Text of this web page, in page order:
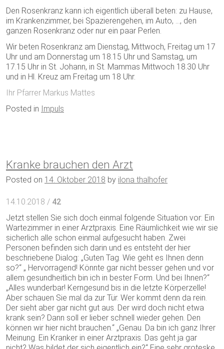
Den Rosenkranz kann ich eigentlich überall beten: zu Hause,
im Krankenzimmer, bei Spazierengehen, im Auto, …, den
ganzen Rosenkranz oder nur ein paar Perlen.
Wir beten Rosenkranz am Dienstag, Mittwoch, Freitag um 17
Uhr und am Donnerstag um 18.15 Uhr und Samstag, um
17.15 Uhr in St. Johann, in St. Mammas Mittwoch 18.30 Uhr
und in Hl. Kreuz am Freitag um 18 Uhr.
Ihr Pfarrer Markus Mattes
Posted in Impuls
Kranke brauchen den Arzt
Posted on 14. Oktober 2018 by ilona thalhofer
14.10.2018 / 42
Jetzt stellen Sie sich doch einmal folgende Situation vor: Ein
Wartezimmer in einer Arztpraxis. Eine Räumlichkeit wie wir sie
sicherlich alle schon einmal aufgesucht haben. Zwei
Personen befinden sich darin und es entsteht der hier
beschriebene Dialog: „Guten Tag. Wie geht es Ihnen denn
so?“ „ Hervorragend! Könnte gar nicht besser gehen und vor
allem gesundheitlich bin ich in bester Form. Und bei Ihnen?“
„Alles wunderbar! Kerngesund bis in die letzte Körperzelle!
Aber schauen Sie mal da zur Tür. Wer kommt denn da rein.
Der sieht aber gar nicht gut aus. Der wird doch nicht etwa
krank sein? Dann soll er lieber schnell wieder gehen. Den
können wir hier nicht brauchen.“ „Genau. Da bin ich ganz Ihrer
Meinung. Ein Kranker in einer Arztpraxis. Das geht ja gar